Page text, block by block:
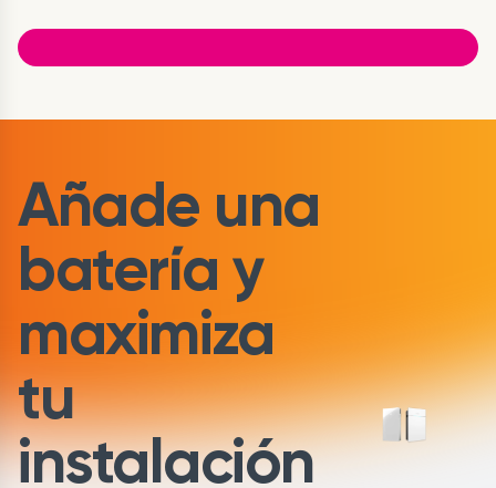
Añade una
batería y
maximiza
tu
instalación